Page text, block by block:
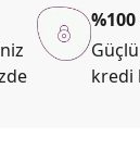
kredi